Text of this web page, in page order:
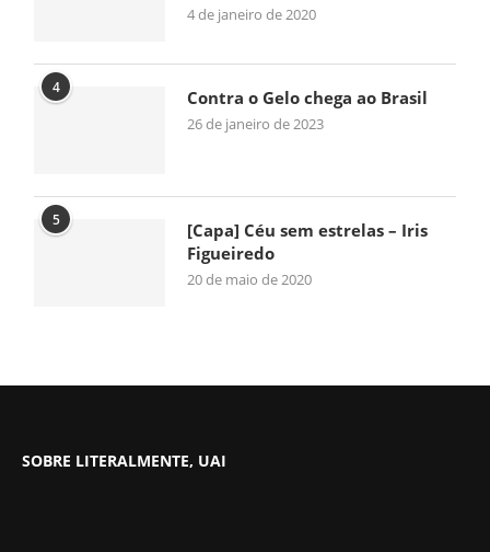
4 de janeiro de 2020
4 Contra o Gelo chega ao Brasil
26 de janeiro de 2023
5
[Capa] Céu sem estrelas – Iris
Figueiredo
20 de maio de 2020
SOBRE LITERALMENTE, UAI